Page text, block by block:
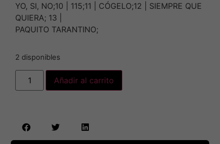
YO, SI, NO;10 | 115;11 | CÓGELO;12 | SIEMPRE QUE
QUIERA; 13 |
PAQUITO TARANTINO;
2 disponibles
Añadir al carrito